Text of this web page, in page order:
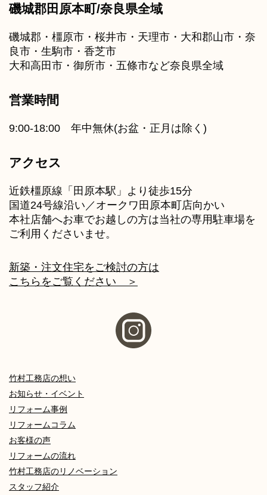
磯城郡田原本町/奈良県全域
磯城郡・橿原市・桜井市・天理市・大和郡山市・奈
良市・生駒市・香芝市
大和高田市・御所市・五條市など奈良県全域
営業時間
9:00-18:00 年中無休(お盆・正月は除く)
アクセス
近鉄橿原線「田原本駅」より徒歩15分
国道24号線沿い／オークワ田原本町店向かい
本社店舗へお車でお越しの方は当社の専用駐車場を
ご利用くださいませ。
新築・注文住宅をご検討の方は
こちらをご覧ください ＞
竹村工務店の想い
お知らせ・イベント
リフォーム事例
リフォームコラム
お客様の声
リフォームの流れ
竹村工務店のリノベーション
スタッフ紹介